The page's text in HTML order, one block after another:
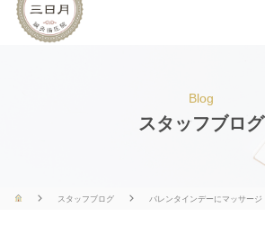
Blog
スタッフブログ
スタッフブログ バレンタインデーにマッサージ